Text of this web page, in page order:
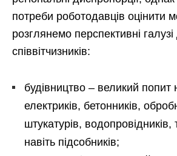
потреби роботодавців оцінити
розглянемо перспективні
співвітчизників:
будівництво – великий попит
електриків, бетонників,
штукатурів, водопровідників,
навіть підсобників;